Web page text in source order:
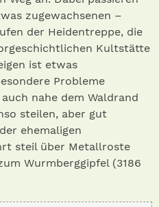
zugewachsenen –
der Heidentreppe, die
Kultstätte
ist etwas
Probleme
nahe dem Waldrand
steilen, aber gut
ehemaligen
steil über Metallroste
Wurmberggipfel (3186